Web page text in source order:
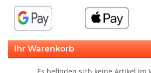
Ihr Warenkorb
Es befinden sich keine Artikel im